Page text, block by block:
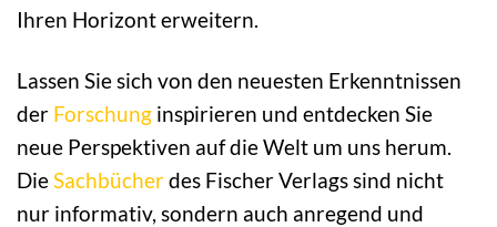
Ihren Horizont erweitern.
Lassen Sie sich von den neuesten Erkenntnissen
der Forschung inspirieren und entdecken Sie
neue Perspektiven auf die Welt um uns herum.
Die Sachbücherdes Fischer Verlags sind nicht
nur informativ, sondern auch anregend und